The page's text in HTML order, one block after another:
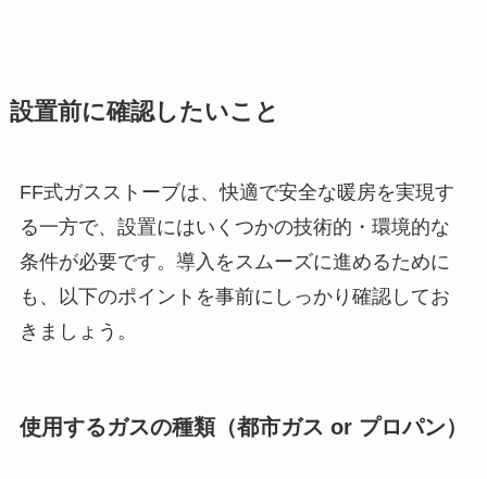
設置前に確認したいこと
FF式ガスストーブは、快適で安全な暖房を実現す
る一方で、設置にはいくつかの技術的・環境的な
条件が必要です。導入をスムーズに進めるために
も、以下のポイントを事前にしっかり確認してお
きましょう。
使用するガスの種類（都市ガス or プロパン）